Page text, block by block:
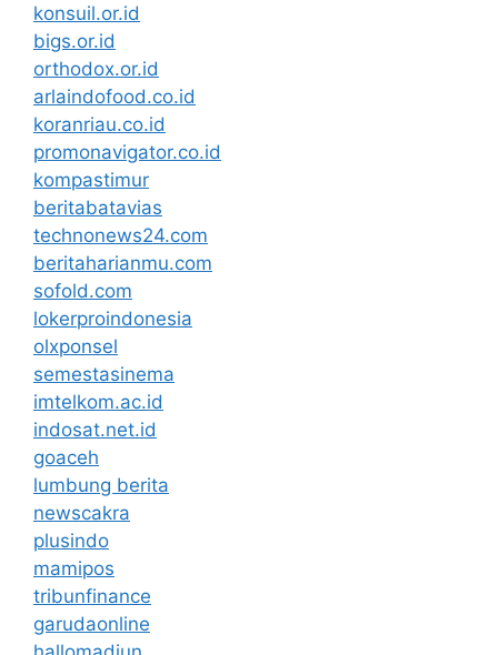
konsuil.or.id
bigs.or.id
orthodox.or.id
arlaindofood.co.id
koranriau.co.id
promonavigator.co.id
kompastimur
beritabatavias
technonews24.com
beritaharianmu.com
sofold.com
lokerproindonesia
olxponsel
semestasinema
imtelkom.ac.id
indosat.net.id
goaceh
lumbung berita
newscakra
plusindo
mamipos
tribunfinance
garudaonline